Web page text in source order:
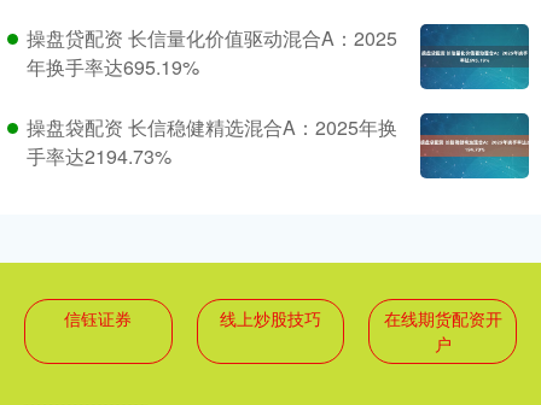
操盘贷配资 长信量化价值驱动混合A：2025
年换手率达695.19%
操盘袋配资 长信稳健精选混合A：2025年换
手率达2194.73%
信钰证券 线上炒股技巧
在线期货配资开
户